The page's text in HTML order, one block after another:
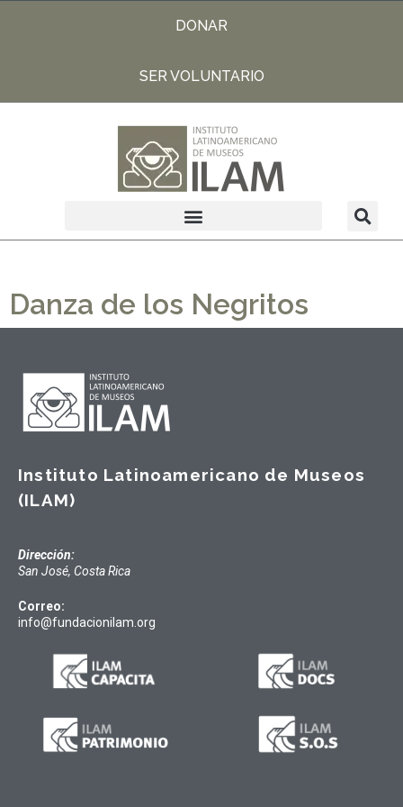
DONAR
SER VOLUNTARIO
Danza de los Negritos
Instituto Latinoamericano de Museos
(ILAM)
Dirección:
San José, Costa Rica
Correo:
info@fundacionilam.org